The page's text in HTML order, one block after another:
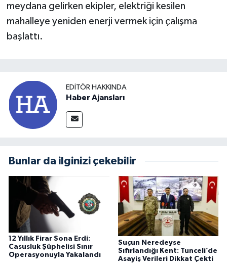
meydana gelirken ekipler, elektriği kesilen
mahalleye yeniden enerji vermek için çalışma
başlattı.
EDITÖR HAKKINDA
Haber Ajansları
Bunlar da ilginizi çekebilir
12 Yıllık Firar Sona Erdi:
Casusluk Şüphelisi Sınır
Operasyonuyla Yakalandı
Suçun Neredeyse
Sıfırlandığı Kent: Tunceli’de
Asayiş Verileri Dikkat Çekti